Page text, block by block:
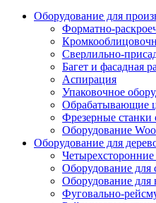
Оборудование для
Форматно-
Сверлильно-
Багет и фасадная
Аспирация
Упаковочное
Обрабатывающие
Фрезерные
Оборудование
Оборудование для
Четырехсторонние
Оборудование для
Оборудование для
Фуговально-